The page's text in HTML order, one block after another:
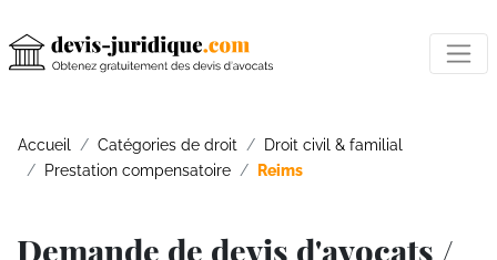
Accueil Catégories de droit
Droit civil & familial
Prestation compensatoire
Reims
Demande de devis d'avocats /